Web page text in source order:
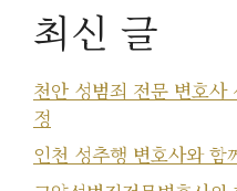
최신 글
천안 성범죄 전문 변호
정
인천 성추행 변호사와 함